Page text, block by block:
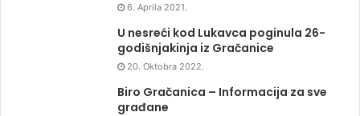
6. Aprila 2021.
U nesreći kod Lukavca poginula 26-
godišnjakinja iz Gračanice
20. Oktobra 2022.
Biro Gračanica – Informacija za sve
građane